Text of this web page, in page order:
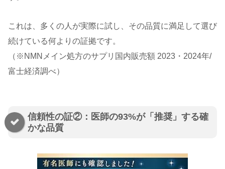
これは、多くの人が実際に試し、その品質に満足して選び
続けている何よりの証拠です。
（※NMNメイン処方のサプリ国内販売額 2023・2024年/
富士経済調べ）
信頼性の証②：医師の93%が「推奨」する確
かな品質